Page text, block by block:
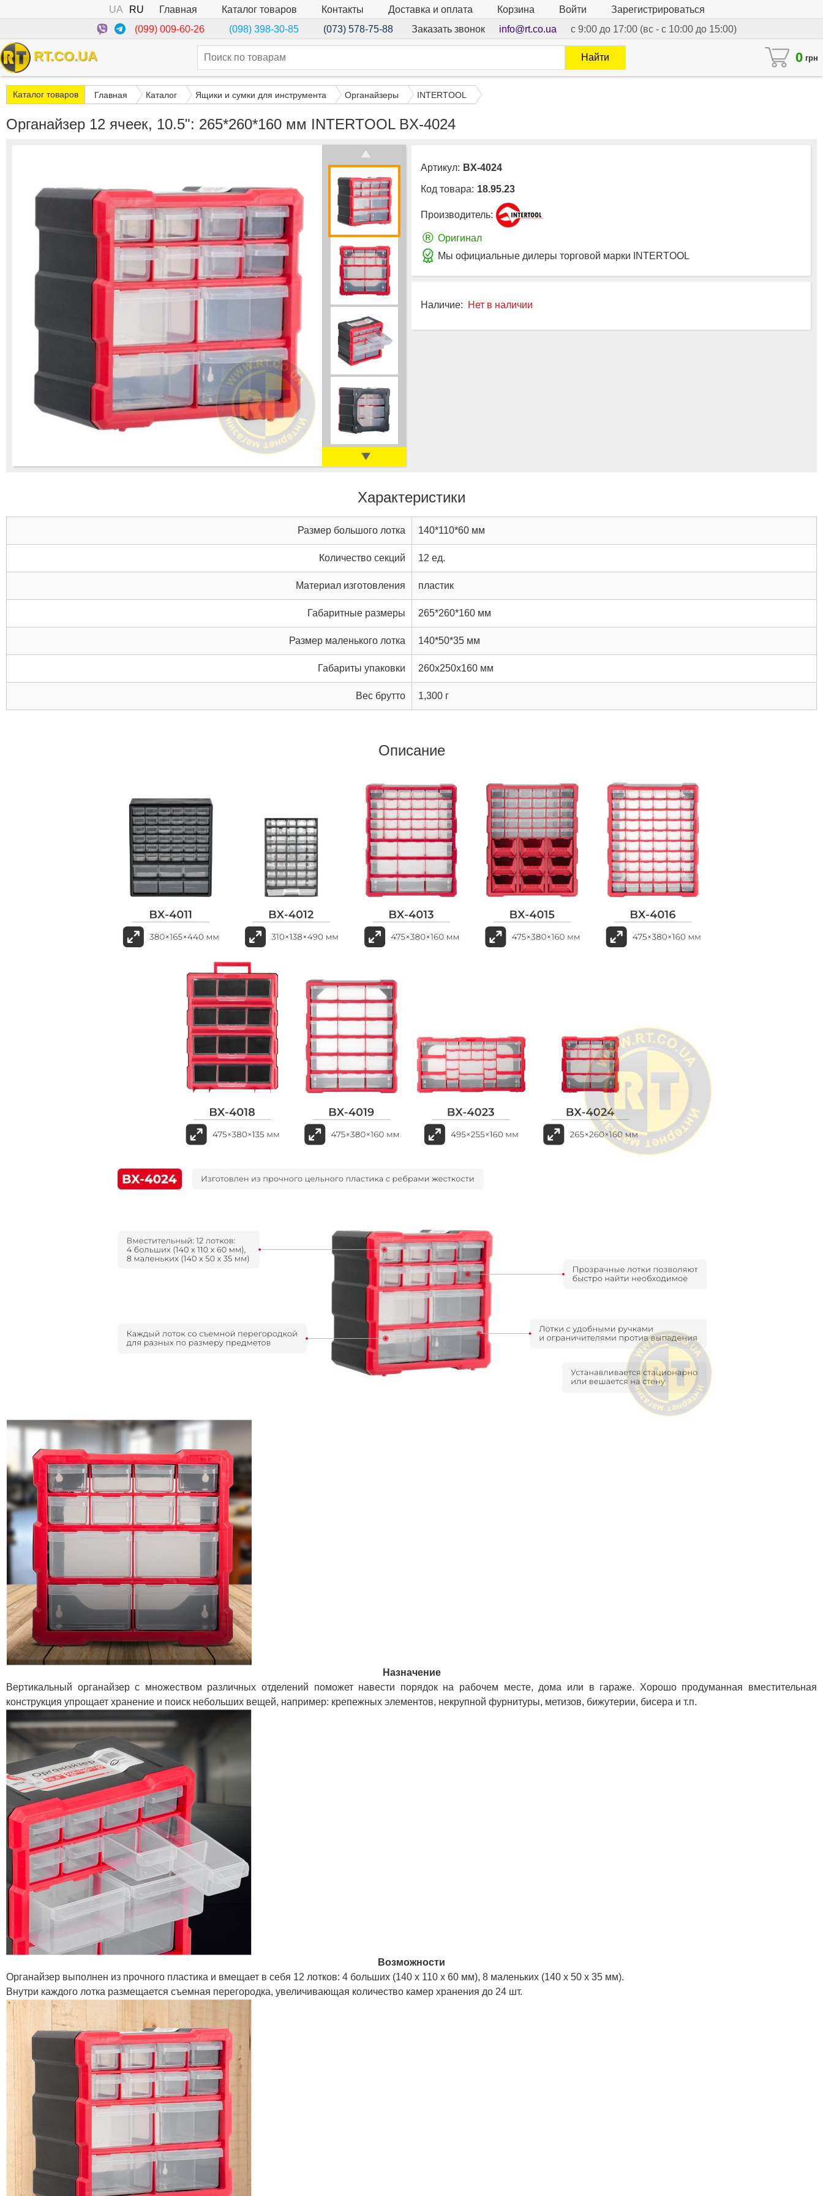
UA RU Главная Каталог товаров Контакты Доставка и оплата Корзина Войти
Зарегистрироваться
(099) 009-60-26
(098) 398-30-85 (073) 578-75-88 Заказать звонок info@rt.co.ua с 9:00 до 17:00 (вс - с 10:00 до 15:00)
RT.CO.UA 0 грн
Найти
Каталог товаров Главная Каталог Ящики и сумки для инструмента Органайзеры INTERTOOL
Органайзер 12 ячеек, 10.5": 265*260*160 мм INTERTOOL BX-4024
Артикул: BX-4024
Код товара: 18.95.23
Производитель:
® Оригинал
Мы официальные дилеры торговой марки INTERTOOL
Наличие: Нет в наличии
Характеристики
Размер большого лотка 140*110*60 мм
Количество секций 12 ед.
Материал изготовления пластик
Габаритные размеры 265*260*160 мм
Размер маленького лотка 140*50*35 мм
Габариты упаковки 260x250x160 мм
Вес брутто 1,300 г
Описание
Назначение
Вертикальный органайзер с множеством различных отделений поможет навести порядок на рабочем месте, дома или в гараже. Хорошо продуманная вместительная
конструкция упрощает хранение и поиск небольших вещей, например: крепежных элементов, некрупной фурнитуры, метизов, бижутерии, бисера и т.п.
Возможности
Органайзер выполнен из прочного пластика и вмещает в себя 12 лотков: 4 больших (140 х 110 х 60 мм), 8 маленьких (140 х 50 х 35 мм).
Внутри каждого лотка размещается съемная перегородка, увеличивающая количество камер хранения до 24 шт.